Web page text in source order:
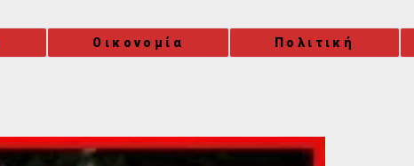
Οικονομία Πολιτική